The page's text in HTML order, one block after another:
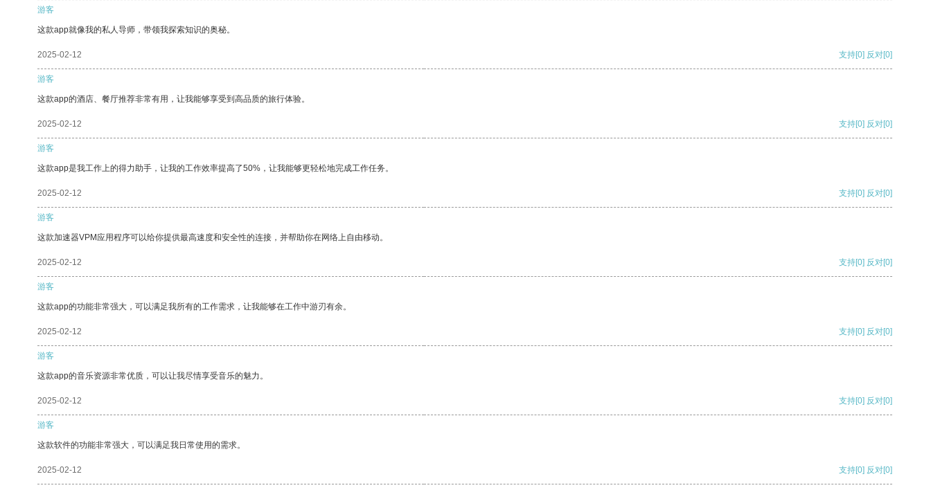
游客
这款app就像我的私人导师，带领我探索知识的奥秘。
2025-02-12 支持[0] 反对[0]
游客
这款app的酒店、餐厅推荐非常有用，让我能够享受到高品质的旅行体验。
2025-02-12 支持[0] 反对[0]
游客
这款app是我工作上的得力助手，让我的工作效率提高了50%，让我能够更轻松地完成工作任务。
2025-02-12 支持[0] 反对[0]
游客
这款加速器VPM应用程序可以给你提供最高速度和安全性的连接，并帮助你在网络上自由移动。
2025-02-12 支持[0] 反对[0]
游客
这款app的功能非常强大，可以满足我所有的工作需求，让我能够在工作中游刃有余。
2025-02-12 支持[0] 反对[0]
游客
这款app的音乐资源非常优质，可以让我尽情享受音乐的魅力。
2025-02-12 支持[0] 反对[0]
游客
这款软件的功能非常强大，可以满足我日常使用的需求。
2025-02-12 支持[0] 反对[0]